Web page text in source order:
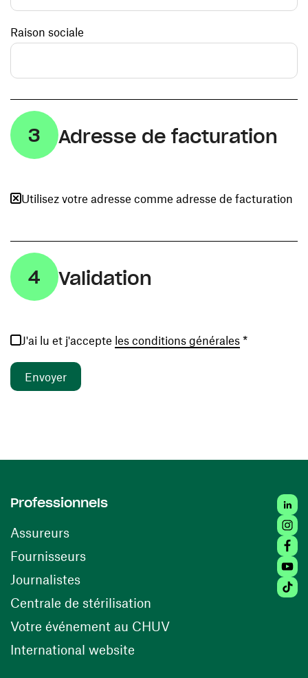
Raison sociale
3 Adresse de facturation
Utilisez votre adresse comme adresse de facturation
4 Validation
J'ai lu et j'accepte les conditions générales (ouvre une
*
Professionnels
Assureurs
Fournisseurs(ouvre une nouvelle fenêtre)
Journalistes
Centrale de stérilisation (ouvre une nouvelle
Votre événement au CHUV(ouvre une nouvelle
International website